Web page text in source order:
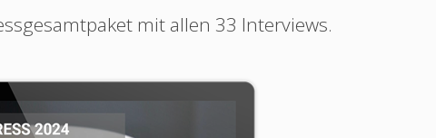
mit allen 33 Interviews.